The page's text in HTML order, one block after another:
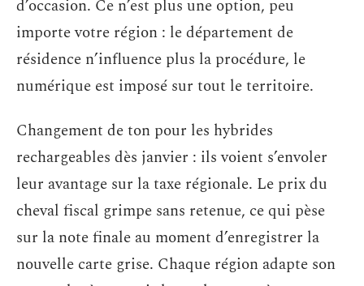
d’occasion. Ce n’est plus une option, peu
importe votre région : le département de
résidence n’influence plus la procédure, le
numérique est imposé sur tout le territoire.
Changement de ton pour les hybrides
rechargeables dès janvier : ils voient s’envoler
leur avantage sur la taxe régionale. Le prix du
cheval fiscal grimpe sans retenue, ce qui pèse
sur la note finale au moment d’enregistrer la
nouvelle carte grise. Chaque région adapte son